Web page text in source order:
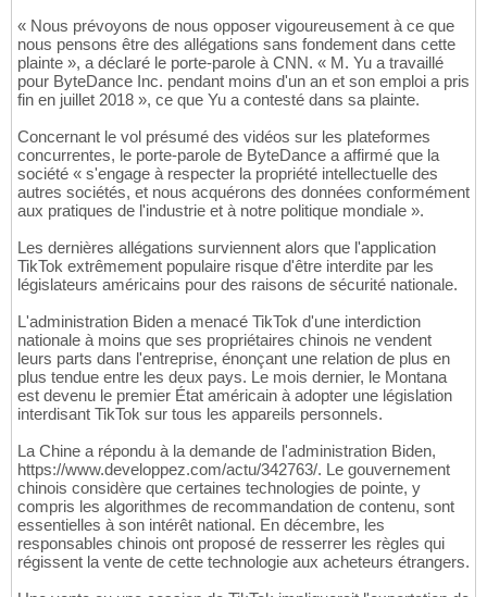
« Nous prévoyons de nous opposer vigoureusement à ce que
nous pensons être des allégations sans fondement dans cette
plainte », a déclaré le porte-parole à CNN. « M. Yu a travaillé
pour ByteDance Inc. pendant moins d'un an et son emploi a pris
fin en juillet 2018 », ce que Yu a contesté dans sa plainte.
Concernant le vol présumé des vidéos sur les plateformes
concurrentes, le porte-parole de ByteDance a affirmé que la
société « s'engage à respecter la propriété intellectuelle des
autres sociétés, et nous acquérons des données conformément
aux pratiques de l'industrie et à notre politique mondiale ».
Les dernières allégations surviennent alors que l'application
TikTok extrêmement populaire risque d'être interdite par les
législateurs américains pour des raisons de sécurité nationale.
L'administration Biden a menacé TikTok d'une interdiction
nationale à moins que ses propriétaires chinois ne vendent
leurs parts dans l'entreprise, énonçant une relation de plus en
plus tendue entre les deux pays. Le mois dernier, le Montana
est devenu le premier État américain à adopter une législation
interdisant TikTok sur tous les appareils personnels.
La Chine a répondu à la demande de l'administration Biden,
https://www.developpez.com/actu/342763/. Le gouvernement
chinois considère que certaines technologies de pointe, y
compris les algorithmes de recommandation de contenu, sont
essentielles à son intérêt national. En décembre, les
responsables chinois ont proposé de resserrer les règles qui
régissent la vente de cette technologie aux acheteurs étrangers.